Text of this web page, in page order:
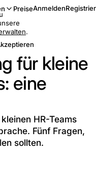
PreiseAnmelden
für kleine
eine
HR-Teams
Fünf Fragen,
sollten.
.